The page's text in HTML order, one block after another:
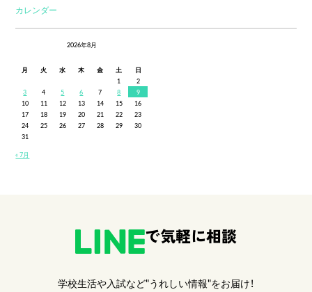
カレンダー
2026年8月
月 火 水 木 金 土
日
1
2
3
4 5 6 7 8
9
10
11 12 13 14 15
16
17
18 19 20 21 22
23
24
25 26 27 28 29
30
31
« 7月
で気軽に相談
学校生活や入試など"うれしい情報"をお届け！